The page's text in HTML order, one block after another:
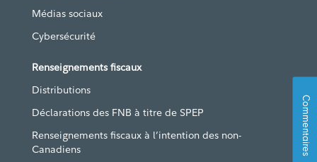
Médias sociaux
Cybersécurité
Renseignements fiscaux
Distributions
Déclarations des FNB à titre de SPEP
Renseignements fiscaux à l’intention des non-
Canadiens
Commentaires